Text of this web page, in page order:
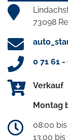
73098
0 71 61 -
Verkauf
Montag
08:00
13:00 bis